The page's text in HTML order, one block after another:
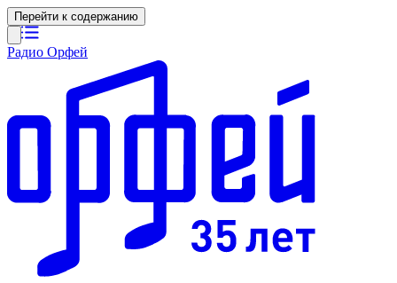
Перейти к содержанию
Радио Орфей